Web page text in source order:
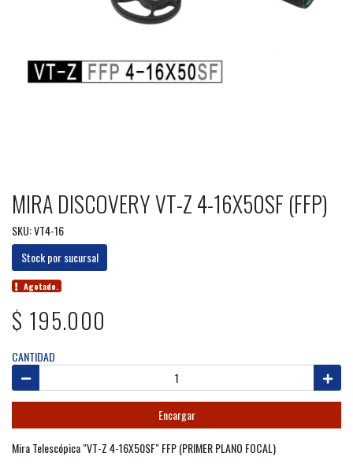
MIRA DISCOVERY VT-Z 4-16X50SF (FFP)
SKU: VT4-16
Stock por sucursal
Agotado.
$ 195.000
CANTIDAD
Encargar
Mira Telescópica "VT-Z 4-16X50SF" FFP (PRIMER PLANO FOCAL)